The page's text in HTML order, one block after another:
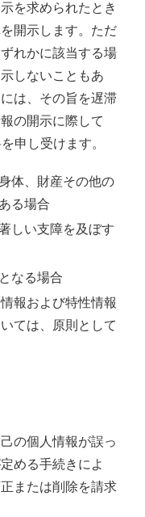
を求められたとき
開示します。ただ
れかに該当する場
しないこともあ
は、その旨を遅滞
の開示に際して
申し受けます。
体、財産その他の
る場合
しい支障を及ぼす
なる場合
報および特性情報
ては、原則として
の個人情報が誤っ
める手続きによ
または削除を請求